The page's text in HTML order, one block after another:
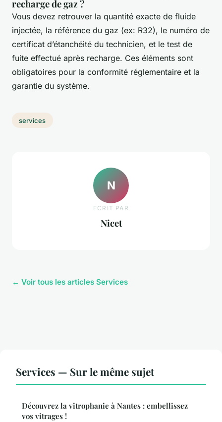
recharge de gaz ?
Vous devez retrouver la quantité exacte de fluide
injectée, la référence du gaz (ex: R32), le numéro de
certificat d’étanchéité du technicien, et le test de
fuite effectué après recharge. Ces éléments sont
obligatoires pour la conformité réglementaire et la
garantie du système.
services
N
ECRIT PAR
Nicet
← Voir tous les articles Services
Services — Sur le même sujet
Découvrez la vitrophanie à Nantes : embellissez
vos vitrages !